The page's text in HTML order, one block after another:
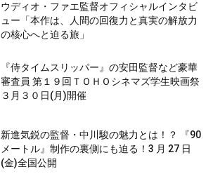
ウディオ・ファエ監督オフィシャルインタビ
ュー「本作は、人間の回復力と真実の解放力
の核心へと迫る旅」
『侍タイムスリッパー』の安田監督など豪華
審査員 第１９回ＴＯＨＯシネマズ学生映画祭
３月３０日(月)開催
新進気鋭の監督・中川駿の魅力とは！？ 『90
メートル』制作の裏側にも迫る！3 月 27 日
(金)全国公開